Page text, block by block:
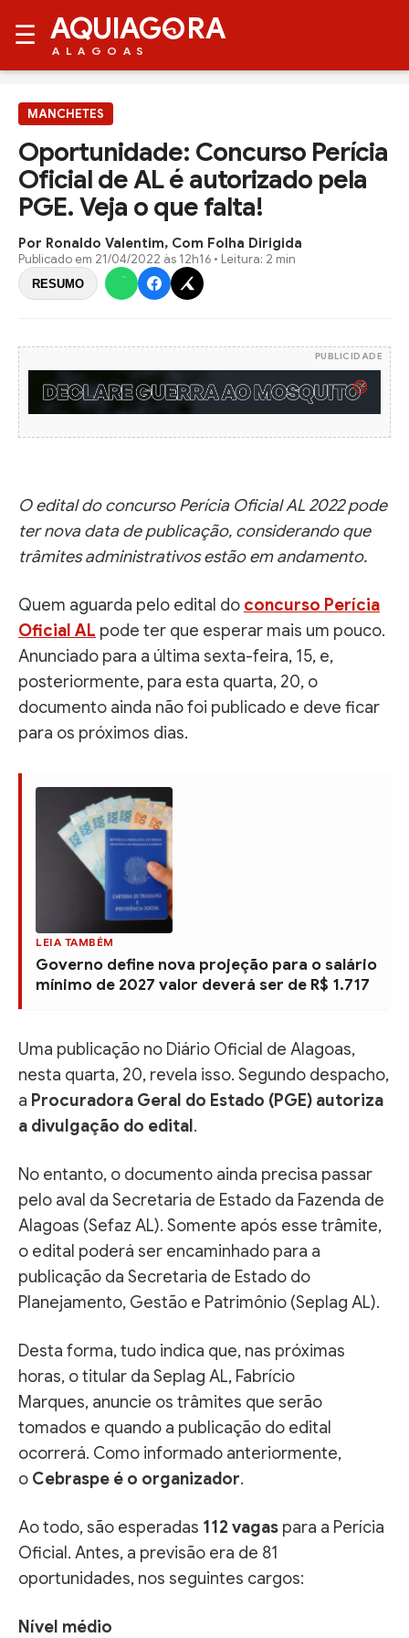
☰ AQUIAG RA
ALAGOAS
MANCHETES
Oportunidade: Concurso Perícia
Oficial de AL é autorizado pela
PGE. Veja o que falta!
Por Ronaldo Valentim, Com Folha Dirigida
Publicado em 21/04/2022 às 12h16 • Leitura: 2 min
RESUMO
PUBLICIDADE
O edital do concurso Perícia Oficial AL 2022 pode
ter nova data de publicação, considerando que
trâmites administrativos estão em andamento.
Quem aguarda pelo edital do concurso Perícia
Oficial AL pode ter que esperar mais um pouco.
Anunciado para a última sexta-feira, 15, e,
posteriormente, para esta quarta, 20, o
documento ainda não foi publicado e deve ficar
para os próximos dias.
LEIA TAMBÉM
Governo define nova projeção para o salário
mínimo de 2027 valor deverá ser de R$ 1.717
Uma publicação no Diário Oficial de Alagoas,
nesta quarta, 20, revela isso. Segundo despacho,
a Procuradora Geral do Estado (PGE) autoriza
a divulgação do edital .
No entanto, o documento ainda precisa passar
pelo aval da Secretaria de Estado da Fazenda de
Alagoas (Sefaz AL). Somente após esse trâmite,
o edital poderá ser encaminhado para a
publicação da Secretaria de Estado do
Planejamento, Gestão e Patrimônio (Seplag AL).
Desta forma, tudo indica que, nas próximas
horas, o titular da Seplag AL, Fabrício
Marques, anuncie os trâmites que serão
tomados e quando a publicação do edital
ocorrerá. Como informado anteriormente,
o Cebraspe é o organizador.
Ao todo, são esperadas 112 vagas para a Perícia
Oficial. Antes, a previsão era de 81
oportunidades, nos seguintes cargos:
Nível médio